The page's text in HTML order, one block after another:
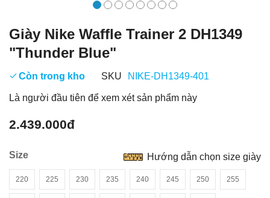
Giày Nike Waffle Trainer 2 DH1349
"Thunder Blue"
Còn trong kho SKU NIKE-DH1349-401
Là người đầu tiên để xem xét sản phẩm này
2.439.000đ
Size
220 225 230 235 240 245 250 255
Hướng dẫn chọn size giày